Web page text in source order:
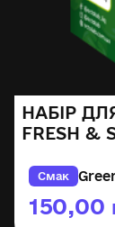
НАБІР
FRESH &
Смак
150,00